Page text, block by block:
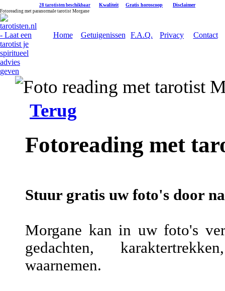
28 tarotisten beschikbaar Kwaliteit Gratis horoscoop Disclaimer
Fotoreading met paranormale tarotist Morgane
Home Getuigenissen F.A.Q. Privacy Contact
Terug
Fotoreading met
Stuur gratis uw foto's door
Morgane kan in uw foto's
gedachten,
waarnemen.